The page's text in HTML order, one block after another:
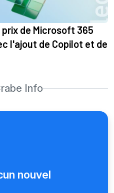
de Microsoft 365
l'ajout de Copilot et de
Info
nouvel